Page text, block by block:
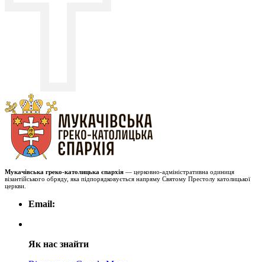
Мукачівська греко-католицька єпархія — церковно-адміністративна одиниця
візантійського обряду, яка підпорядковується напряму Святому Престолу католицької
церкви.
Email:
Як нас знайти